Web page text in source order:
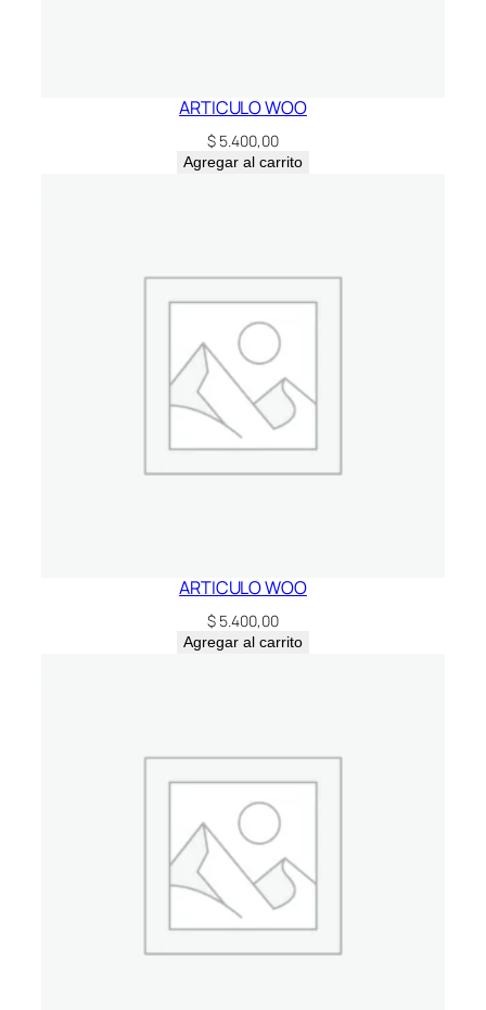
ARTICULO WOO
$ 5.400,00
Agregar al carrito
ARTICULO WOO
$ 5.400,00
Agregar al carrito